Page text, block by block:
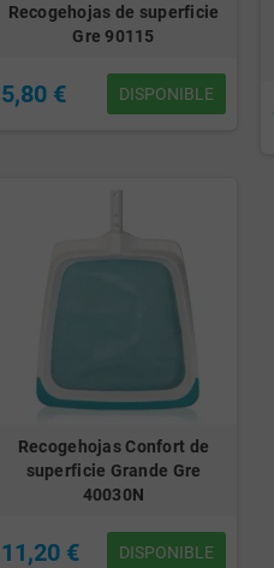
Recogehojas de superficie
Gre 90115
5,80 € DISPONIBLE
Recogehojas Confort de
superficie Grande Gre
40030N
11,20 € DISPONIBLE